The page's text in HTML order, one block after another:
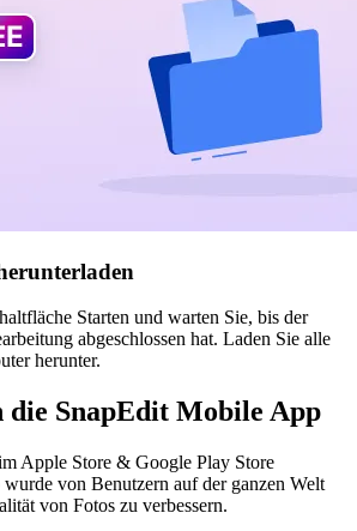
Starten und warten Sie, bis der
abgeschlossen hat. Laden Sie alle
herunter.
die SnapEdit Mobile App
Apple Store & Google Play Store
von Benutzern auf der ganzen Welt
von Fotos zu verbessern.